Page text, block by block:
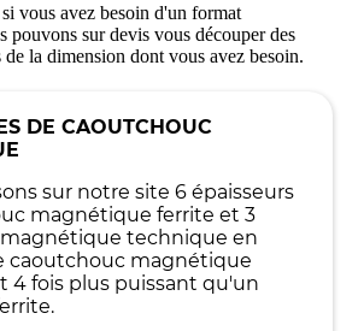
si vous avez besoin d'un format
pouvons sur devis vous découper des
de la dimension dont vous avez besoin.
DE CAOUTCHOUC
sur notre site 6 épaisseurs
magnétique ferrite et 3
technique en
caoutchouc magnétique
4 fois plus puissant qu'un